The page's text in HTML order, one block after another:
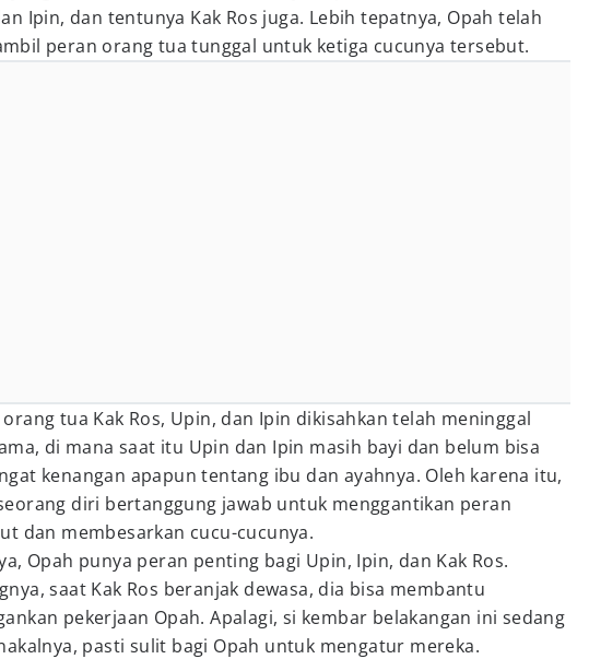
Ipin, dan tentunya Kak Ros juga. Lebih tepatnya, Opah telah
peran orang tua tunggal untuk ketiga cucunya tersebut.
orang tua Kak Ros, Upin, dan Ipin dikisahkan telah meninggal
di mana saat itu Upin dan Ipin masih bayi dan belum bisa
kenangan apapun tentang ibu dan ayahnya. Oleh karena itu,
diri bertanggung jawab untuk menggantikan peran
dan membesarkan cucu-cucunya.
Opah punya peran penting bagi Upin, Ipin, dan Kak Ros.
saat Kak Ros beranjak dewasa, dia bisa membantu
pekerjaan Opah. Apalagi, si kembar belakangan ini sedang
pasti sulit bagi Opah untuk mengatur mereka.